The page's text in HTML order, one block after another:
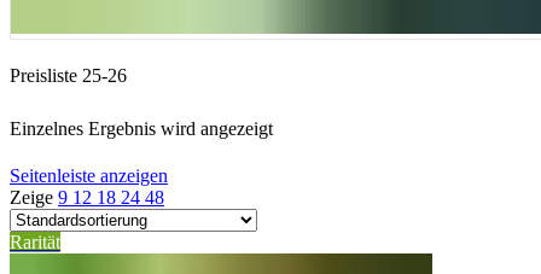
Preisliste 25-26
Einzelnes Ergebnis wird angezeigt
Seitenleiste anzeigen
Zeige 9 12 18 24 48
Rarität